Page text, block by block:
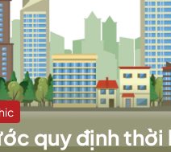
quy định thời